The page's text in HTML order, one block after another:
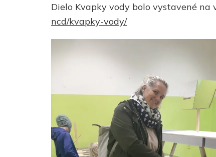
Dielo Kvapky vody bolo vystavené na
ncd/kvapky-vody/